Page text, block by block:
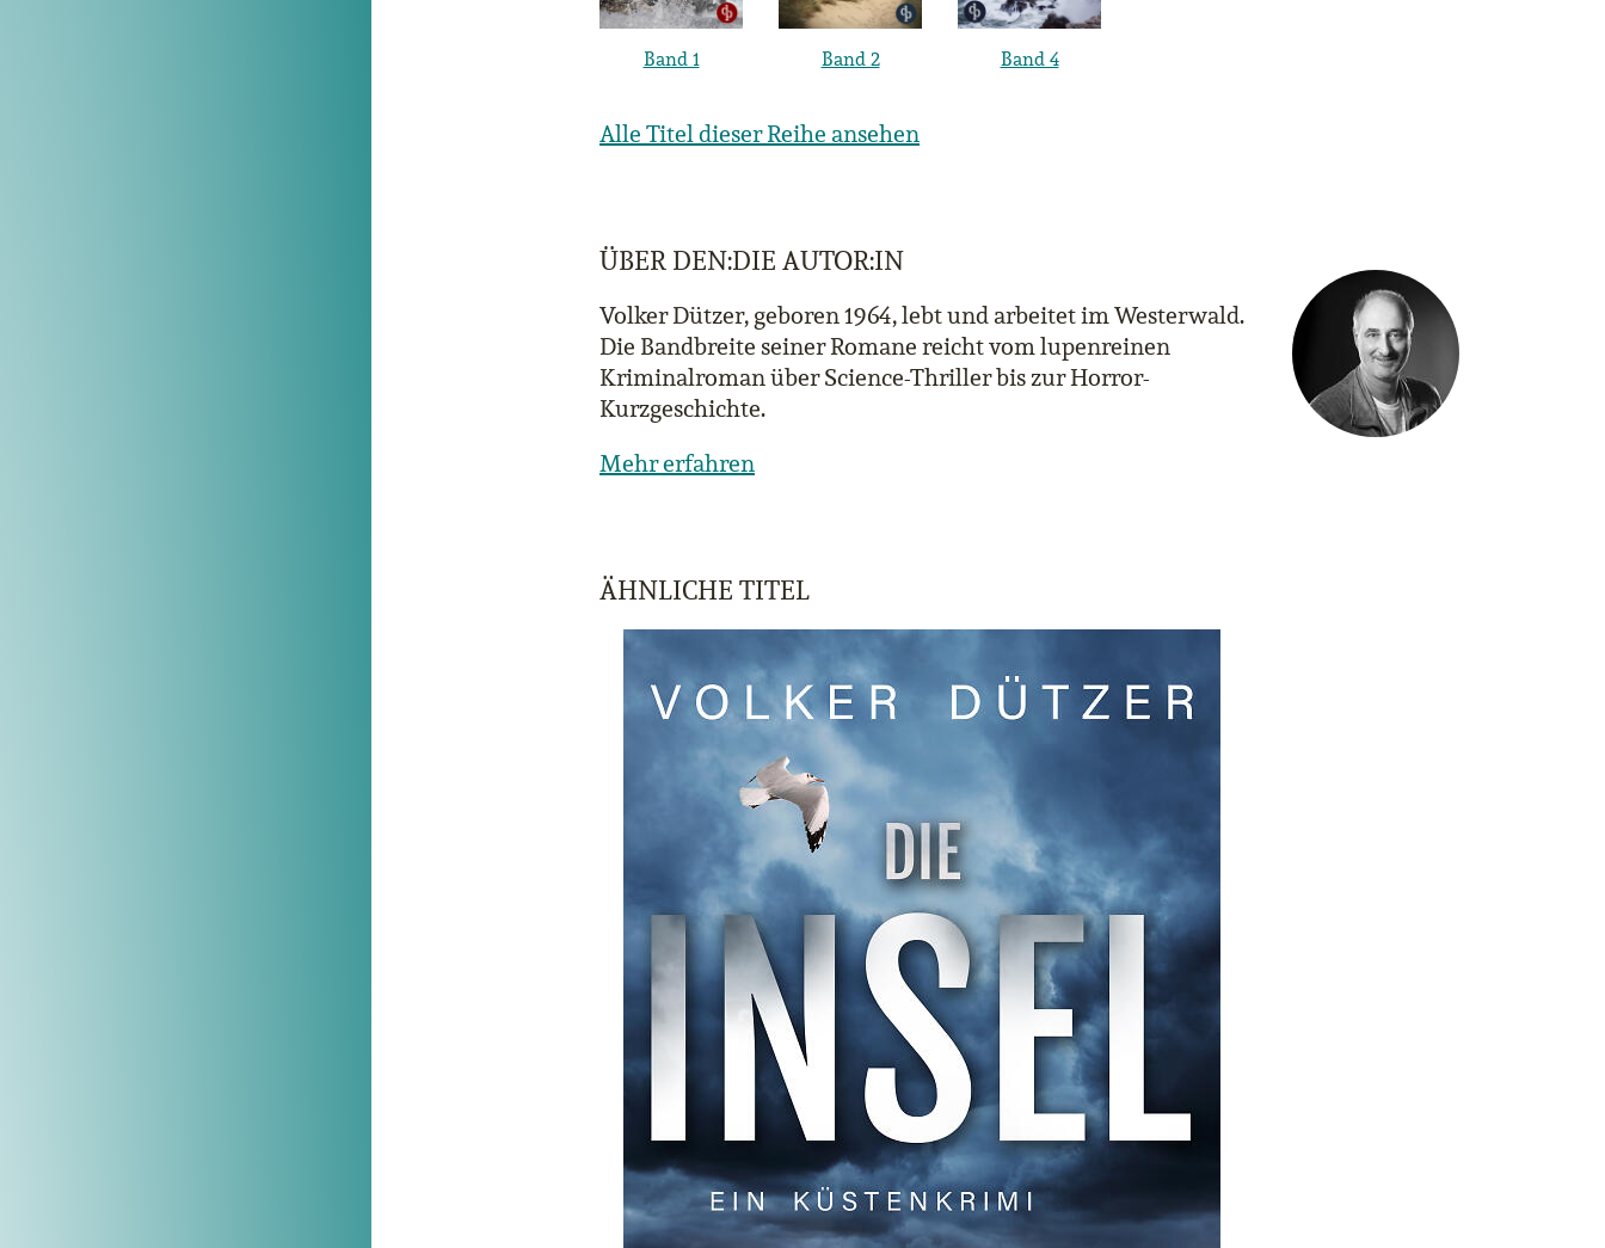
Band 1 Band 2 Band 4
Alle Titel dieser Reihe ansehen
ÜBER DEN:DIE AUTOR:IN
Volker Dützer, geboren 1964, lebt und arbeitet im Westerwald.
Die Bandbreite seiner Romane reicht vom lupenreinen
Kriminalroman über Science-Thriller bis zur Horror-
Kurzgeschichte.
Mehr erfahren
ÄHNLICHE TITEL